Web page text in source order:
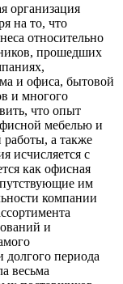
организация
на то, что
относительно
прошедших
и офиса, бытовой
и многого
что опыт
мебелью и
работы, а также
исчисляется с
как офисная
им
компании
и
долгого периода
весьма